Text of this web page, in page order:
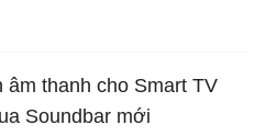
âm thanh cho Smart TV
Soundbar mới